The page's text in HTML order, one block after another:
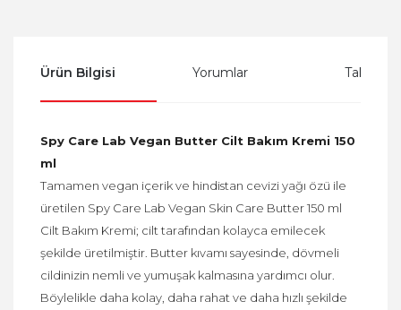
Ürün Bilgisi Yorumlar Taksit
Spy Care Lab Vegan Butter Cilt Bakım Kremi 150
ml
Tamamen vegan içerik ve hindistan cevizi yağı özü ile
üretilen Spy Care Lab Vegan Skin Care Butter 150 ml
Cilt Bakım Kremi; cilt tarafından kolayca emilecek
şekilde üretilmiştir. Butter kıvamı sayesinde, dövmeli
cildinizin nemli ve yumuşak kalmasına yardımcı olur.
Böylelikle daha kolay, daha rahat ve daha hızlı şekilde